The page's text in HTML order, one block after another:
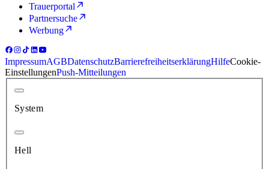
Trauerportal
Partnersuche
Werbung
ImpressumAGBDatenschutzBarrierefreiheitserklärungHilfeCookie-
EinstellungenPush-Mitteilungen
System
Hell